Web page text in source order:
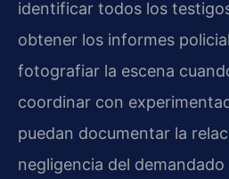
identificar todos los
obtener los informes
fotografiar la escena
coordinar con
puedan documentar la
negligencia del